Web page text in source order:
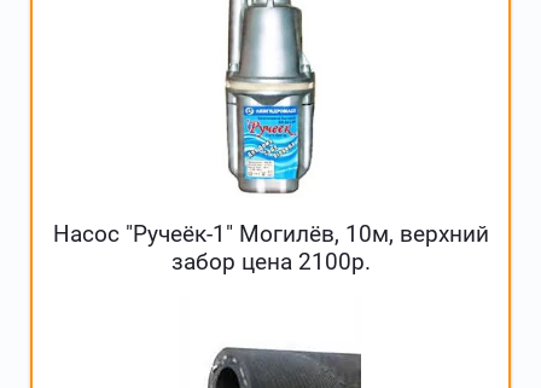
Насос "Ручеёк-1" Могилёв, 10м, верхний
забор цена 2100р.